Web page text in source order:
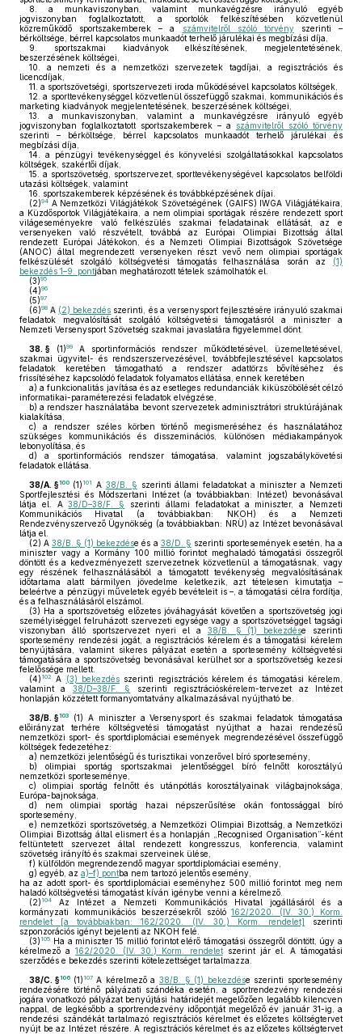
8.
a munkaviszonyban, valamint munkavégzésre irányuló egyéb
jogviszonyban foglalkoztatott, a sportolók felkészítésében közvetlenül
közreműködő sportszakemberek – a
számvitelről szóló törvényszerinti –
bérköltsége, bérrel kapcsolatos munkaadót terhelő járulékai és megbízási díja,
9.
sportszakmai kiadványok elkészítésének, megjelentetésének,
beszerzésének költségei,
10.
a nemzeti és a nemzetközi szervezetek tagdíjai, a regisztrációs és
licencdíjak,
11. a sportszövetségi, sportszervezeti iroda működésével kapcsolatos költségek,
12. a sporttevékenységgel közvetlenül összefüggő szakmai, kommunikációs és
marketing kiadványok megjelentetésének, beszerzésének költségei,
13.
a munkaviszonyban, valamint a munkavégzésre irányuló egyéb
jogviszonyban foglalkoztatott sportszakemberek – a számvitelről szóló törvény
szerinti – bérköltsége, bérrel kapcsolatos munkaadót terhelő járulékai és
megbízási díja,
14.
a pénzügyi tevékenységgel és könyvelési szolgáltatásokkal kapcsolatos
költségek, szakértői díjak,
15.
a sportszövetség, sportszervezet, sporttevékenységével kapcsolatos belföldi
utazási költségek, valamint
16.
sportszakemberek képzésének és továbbképzésének díjai.
(2)94 A Nemzetközi Világjátékok Szövetségének (GAIFS) IWGA Világjátékaira,
a Küzdősportok Világjátékaira, a nem olimpiai sportágak részére rendezett sport
világeseményekre való felkészülés szakmai feladatainak ellátását, az e
versenyeken való részvételt, továbbá az Európai Olimpiai Bizottság által
rendezett Európai Játékokon, és a Nemzeti Olimpiai Bizottságok Szövetsége
(ANOC) által megrendezett versenyeken részt vevő nem olimpiai sportágak
felkészülését szolgáló költségvetési támogatás felhasználása során az (1)
bekezdés 1–9. pontjában meghatározott tételek számolhatók el.
(3)95
(4)96
(5)97
(6)98 A (2) bekezdés szerinti, és a versenysport fejlesztésére irányuló szakmai
feladatok megvalósítását szolgáló költségvetési támogatásról a miniszter a
Nemzeti Versenysport Szövetség szakmai javaslatára figyelemmel dönt.
38. § (1)99
A sportinformációs rendszer működtetésével, üzemeltetésével,
szakmai ügyvitel- és rendszerszervezésével, továbbfejlesztésével kapcsolatos
feladatok keretében támogatható a rendszer adattörzs bővítéséhez és
frissítéséhez kapcsolódó feladatok folyamatos ellátása, ennek keretében
a) a funkcionalitás javítása és az esetleges redundanciák kiküszöbölését célzó
informatikai-paraméterezési feladatok elvégzése,
b) a rendszer használatába bevont szervezetek adminisztrátori struktúrájának
kialakítása,
c) a rendszer széles körben történő megismeréséhez és használatához
szükséges kommunikációs és disszeminációs, különösen médiakampányok
lebonyolítása, és
d) a sportinformációs rendszer támogatása, valamint jogszabálykövetési
feladatok ellátása.
38/A. §100 (1) 101 A 38/B. § szerinti állami feladatokat a miniszter a Nemzeti
Sportfejlesztési és Módszertani Intézet (a továbbiakban: Intézet) bevonásával
látja el. A38/D–38/F. §
szerinti állami feladatokat a miniszter, a Nemzeti
Kommunikációs Hivatal (a továbbiakban: NKOH) és a Nemzeti
Rendezvényszervező Ügynökség (a továbbiakban: NRÜ) az Intézet bevonásával
látja el.
(2) A38/B. § (1) bekezdése és a 38/D. § szerinti sportesemények esetén, ha a
miniszter vagy a Kormány 100 millió forintot meghaladó támogatási összegről
döntött és a kedvezményezett szervezetnek közvetlenül a támogatásnak, vagy
egy részének felhasználásából a támogatott tevékenység megvalósításának
időtartama alatt bármilyen jövedelme keletkezik, azt tételesen kimutatja –
beleértve a pénzügyi műveletek egyéb bevételeit is –, a támogatási célra fordítja,
és a felhasználásáról elszámol.
(3) Ha a sportszövetség előzetes jóváhagyását követően a sportszövetség jogi
személyiséggel felruházott szervezeti egysége vagy a sportszövetséggel tagsági
viszonyban álló sportszervezet nyeri el a 38/B. § (1) bekezdése szerinti
sportesemény rendezési jogát, a regisztrációs kérelem és a támogatási kérelem
benyújtására, valamint sikeres pályázat esetén a sportesemény költségvetési
támogatására a sportszövetség bevonásával kerülhet sor a sportszövetség kezesi
felelőssége mellett.
(4) 102 A (3) bekezdés szerinti regisztrációs kérelem és támogatási kérelem,
valamint a 38/D–38/F. §
szerinti regisztrációskérelem-tervezet az Intézet
honlapján közzétett formanyomtatvány alkalmazásával nyújtható be.
38/B. §103 (1) A miniszter a Versenysport és szakmai feladatok támogatása
előirányzat terhére költségvetési támogatást nyújthat a hazai rendezésű
nemzetközi sport- és sportdiplomáciai események megrendezésével összefüggő
költségek fedezetéhez:
a) nemzetközi jelentőségű és turisztikai vonzerővel bíró sportesemény,
b) olimpiai sportág sportszakmai jelentőséggel bíró felnőtt korosztályú
nemzetközi sporteseménye,
c) olimpiai sportág felnőtt és utánpótlás korosztályainak világbajnoksága,
Európa-bajnoksága,
d) nem olimpiai sportág hazai népszerűsítése okán fontossággal bíró
sportesemény,
e) nemzetközi sportszövetség, a Nemzetközi Olimpiai Bizottság, a Nemzetközi
Olimpiai Bizottság által elismert és a honlapján „Recognised Organisation”-ként
feltüntetett szervezet által rendezett kongresszus, konferencia, valamint
szövetség irányító és szakmai szerveinek ülése,
f) külföldön megrendezendő magyar sportdiplomáciai esemény,
g) egyéb, az a)–f) pontba nem tartozó jelentős esemény,
ha az adott sport- és sportdiplomáciai eseményhez 500 millió forintot meg nem
haladó költségvetési támogatást kíván igénybe venni a kérelmező.
(2) 104
Az Intézet a Nemzeti Kommunikációs Hivatal jogállásáról és a
kormányzati kommunikációs beszerzésekről szóló162/2020. (IV. 30.) Korm.
rendelet [a továbbiakban: 162/2020. (IV. 30.) Korm. rendelet] szerinti
szponzorációs igényt bejelenti az NKOH felé.
(3) 105 Ha a miniszter 15 millió forintot elérő támogatási összegről döntött, úgy a
kérelmező a162/2020. (IV. 30.) Korm. rendeletszerint jár el. A támogatási
szerződés e bekezdés szerinti kötelezettséget tartalmazza.
38/C. §106 (1) 107A kérelmező a38/B. § (1) bekezdése szerinti sportesemény
rendezésére történő pályázati szándéka esetén, a sportrendezvény rendezési
jogára vonatkozó pályázat benyújtási határidejét megelőzően legalább kilencven
nappal, de legkésőbb a sportrendezvény időpontját megelőző év január 31-ig, a
rendezési szándékát tartalmazó regisztrációs kérelmet és előzetes költségtervet
nyújt be az Intézet részére. A regisztrációs kérelmet és az előzetes költségtervet